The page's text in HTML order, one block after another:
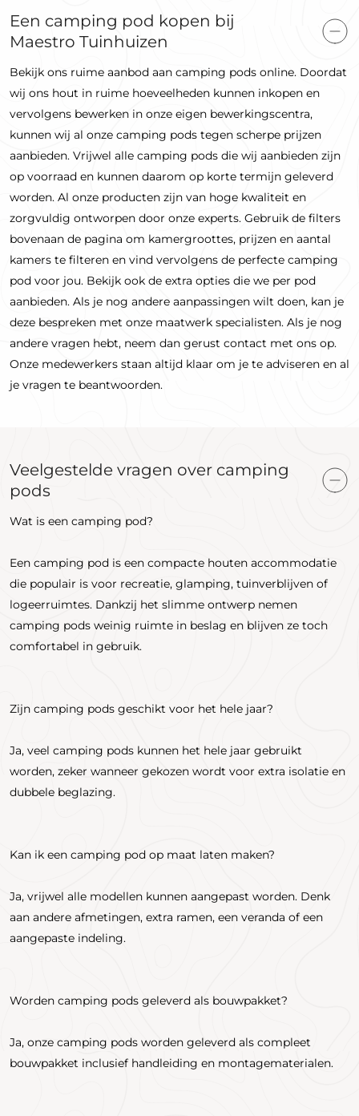
Een camping pod kopen bij
Maestro Tuinhuizen
Bekijk ons ​​ruime aanbod aan camping pods online. Doordat
wij ons hout in ruime hoeveelheden kunnen inkopen en
vervolgens bewerken in onze eigen bewerkingscentra,
kunnen wij al onze camping pods tegen scherpe prijzen
aanbieden. Vrijwel alle camping pods die wij aanbieden zijn
op voorraad en kunnen daarom op korte termijn geleverd
worden. Al onze producten zijn van hoge kwaliteit en
zorgvuldig ontworpen door onze experts. Gebruik de filters
bovenaan de pagina om kamergroottes, prijzen en aantal
kamers te filteren en vind vervolgens de perfecte camping
pod voor jou. Bekijk ook de extra opties die we per pod
aanbieden. Als je nog andere aanpassingen wilt doen, kan je
deze bespreken met onze maatwerk specialisten. Als je nog
andere vragen hebt, neem dan gerust contact met ons op.
Onze medewerkers staan ​​altijd klaar om je te adviseren en al
je vragen te beantwoorden.
Veelgestelde vragen over camping
pods
Wat is een camping pod?
Een camping pod is een compacte houten accommodatie
die populair is voor recreatie, glamping, tuinverblijven of
logeerruimtes. Dankzij het slimme ontwerp nemen
camping pods weinig ruimte in beslag en blijven ze toch
comfortabel in gebruik.
Zijn camping pods geschikt voor het hele jaar?
Ja, veel camping pods kunnen het hele jaar gebruikt
worden, zeker wanneer gekozen wordt voor extra isolatie en
dubbele beglazing.
Kan ik een camping pod op maat laten maken?
Ja, vrijwel alle modellen kunnen aangepast worden. Denk
aan andere afmetingen, extra ramen, een veranda of een
aangepaste indeling.
Worden camping pods geleverd als bouwpakket?
Ja, onze camping pods worden geleverd als compleet
bouwpakket inclusief handleiding en montagematerialen.